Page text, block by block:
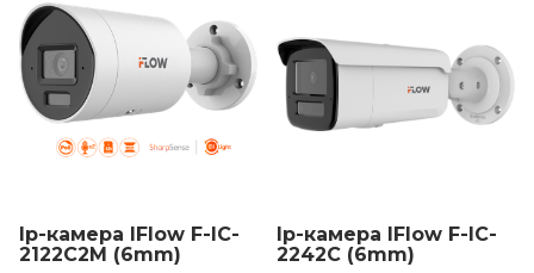
Ip-камера IFlow F-IC-
2122C2M (6mm)
Ip-камера IFlow F-IC-
2242C (6mm)